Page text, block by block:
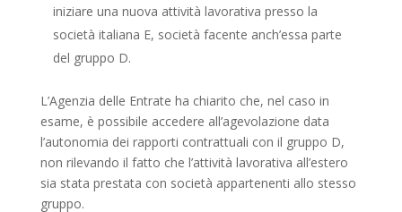
iniziare una nuova attività lavorativa presso la
società italiana E, società facente anch’essa parte
del gruppo D.
L’Agenzia delle Entrate ha chiarito che, nel caso in
esame, è possibile accedere all’agevolazione data
l’autonomia dei rapporti contrattuali con il gruppo D,
non rilevando il fatto che l’attività lavorativa all’estero
sia stata prestata con società appartenenti allo stesso
gruppo.